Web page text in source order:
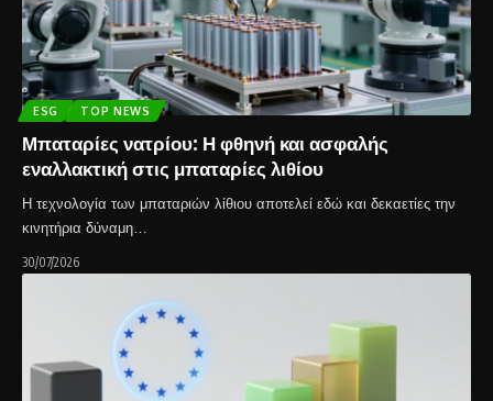
ESG TOP NEWS
Μπαταρίες νατρίου: Η φθηνή και ασφαλής
εναλλακτική στις μπαταρίες λιθίου
Η τεχνολογία των μπαταριών λίθιου αποτελεί εδώ και δεκαετίες την
κινητήρια δύναμη…
30/07/2026